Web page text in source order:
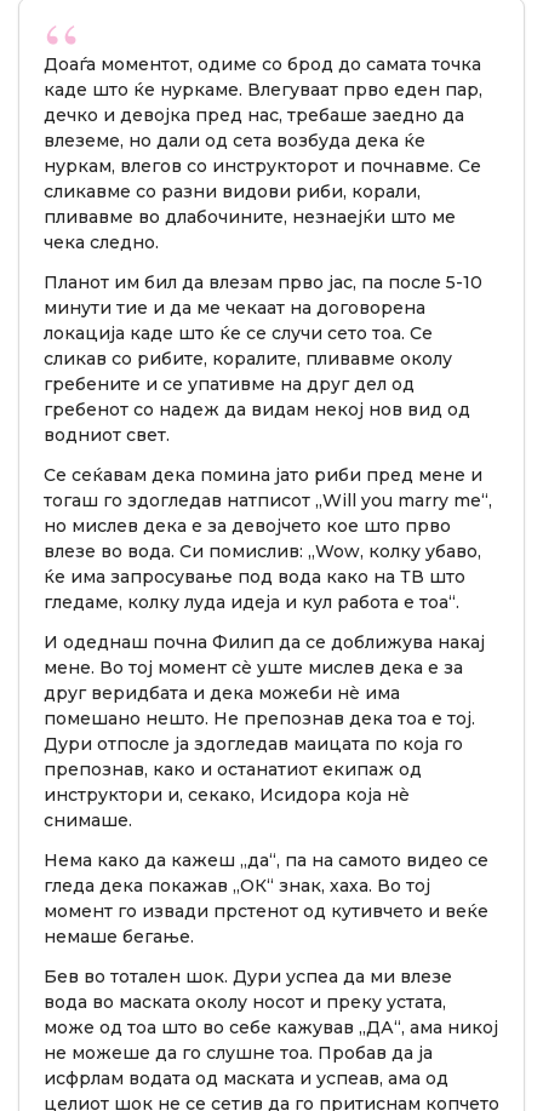
Доаѓа моментот, одиме со брод до самата точка
каде што ќе нуркаме. Влегуваат прво еден пар,
дечко и девојка пред нас, требаше заедно да
влеземе, но дали од сета возбуда дека ќе
нуркам, влегов со инструкторот и почнавме. Се
сликавме со разни видови риби, корали,
пливавме во длабочините, незнаејќи што ме
чека следно.
Планот им бил да влезам прво јас, па после 5-10
минути тие и да ме чекаат на договорена
локација каде што ќе се случи сето тоа. Се
сликав со рибите, коралите, пливавме околу
гребените и се упативме на друг дел од
гребенот со надеж да видам некој нов вид од
водниот свет.
Се сеќавам дека помина јато риби пред мене и
тогаш го здогледав натписот „Will you marry me“,
но мислев дека е за девојчето кое што прво
влезе во вода. Си помислив: „Wow, колку убаво,
ќе има запросување под вода како на ТВ што
гледаме, колку луда идеја и кул работа е тоа“.
И одеднаш почна Филип да се доближува накај
мене. Во тој момент сè уште мислев дека е за
друг веридбата и дека можеби нè има
помешано нешто. Не препознав дека тоа е тој.
Дури отпосле ја здогледав маицата по која го
препознав, како и останатиот екипаж од
инструктори и, секако, Исидора која нè
снимаше.
Нема како да кажеш „да“, па на самото видео се
гледа дека покажав „ОК“ знак, хаха. Во тој
момент го извади прстенот од кутивчето и веќе
немаше бегање.
Бев во тотален шок. Дури успеа да ми влезе
вода во маската околу носот и преку устата,
може од тоа што во себе кажував „ДА“, ама никој
не можеше да го слушне тоа. Пробав да ја
исфрлам водата од маската и успеав, ама од
целиот шок не се сетив да го притиснам копчето